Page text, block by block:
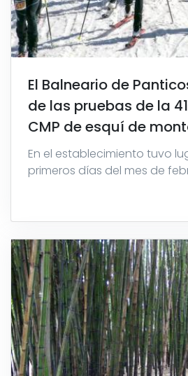
El Balneario de
de las pruebas de la
CMP de esquí de
En el establecimiento tuvo
primeros días del mes de